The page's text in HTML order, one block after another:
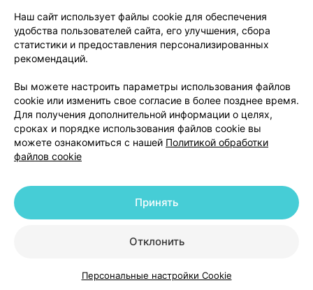
КаталогКорзинаИзбранноеПрофиль
О проекте
Новости проекта
Размещение рекламы
Медицинский маркетинг
Публичный договор
Доставка
Способы оплаты
Вакансии
Партнеры
Написать руководителю 103.by
Написать в поддержку
Персональные настройки Cookie
© 2026 ООО «Артокс Лаб», УНП 191700409 | 220012, Республика Беларусь,
+375 291212755
Наш сайт использует файлы cookie для обеспечения
удобства пользователей сайта, его улучшения, сбора
статистики и предоставления персонализированных
рекомендаций.
Вы можете настроить параметры использования файлов
cookie или изменить свое согласие в более позднее время.
Для получения дополнительной информации о целях,
сроках и порядке использования файлов cookie вы
можете ознакомиться с нашей Политикой обработки
файлов cookie
Отклонить
Принять
Персональные настройки Cookie